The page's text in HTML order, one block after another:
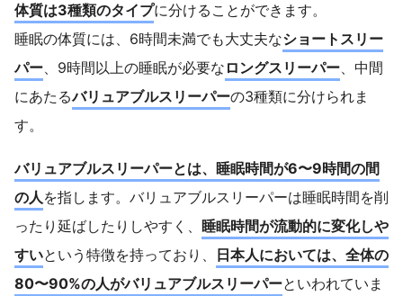
体質は3種類のタイプに分けることができます。
睡眠の体質には、6時間未満でも大丈夫なショートスリー
パー、9時間以上の睡眠が必要な ロングスリーパー、中間
にあたるバリュアブルスリーパーの3種類に分けられま
す。
バリュアブルスリーパーとは、睡眠時間が6〜9時間の間
の人を指します。バリュアブルスリーパーは睡眠時間を削
ったり延ばしたりしやすく、 睡眠時間が流動的に変化しや
すいという特徴を持っており、
日本人においては、全体の
80〜90%の人がバリュアブルスリーパーといわれていま